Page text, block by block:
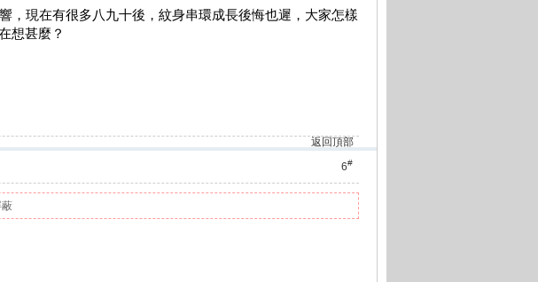
，現在有很多八九十後，紋身串環成長後悔也遲，大家怎樣
想甚麼？
返回頂部
6#